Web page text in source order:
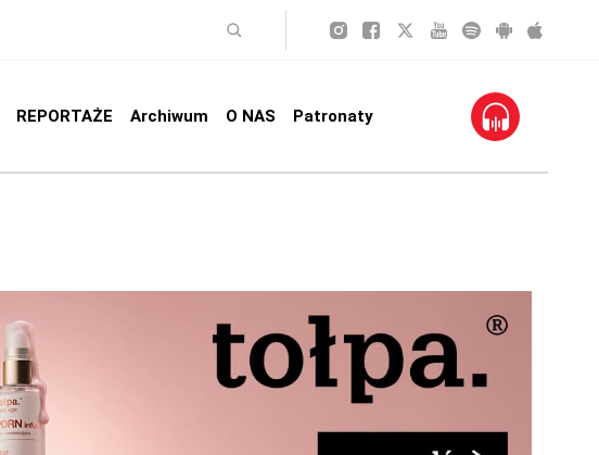
REPORTAŻE Archiwum O NAS Patronaty